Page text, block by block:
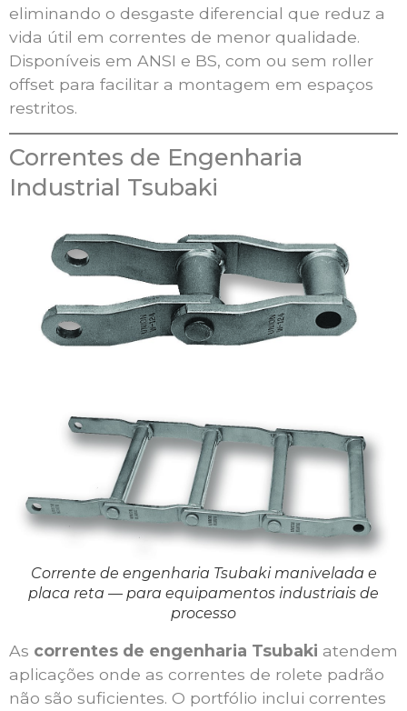
eliminando o desgaste diferencial que reduz a
vida útil em correntes de menor qualidade.
Disponíveis em ANSI e BS, com ou sem roller
offset para facilitar a montagem em espaços
restritos.
Correntes de Engenharia
Industrial Tsubaki
Corrente de engenharia Tsubaki manivelada e
placa reta — para equipamentos industriais de
processo
As correntes de engenharia Tsubaki atendem
aplicações onde as correntes de rolete padrão
não são suficientes. O portfólio inclui correntes